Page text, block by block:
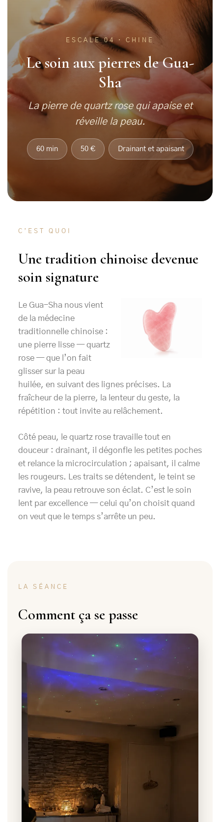
ESCALE 04 · CHINE
Le soin aux pierres de Gua-
Sha
La pierre de quartz rose qui apaise et
réveille la peau.
60 min 50 € Drainant et apaisant
C’EST QUOI
Une tradition chinoise devenue
soin signature
Le Gua-Sha nous vient
de la médecine
traditionnelle chinoise :
une pierre lisse — quartz
rose — que l’on fait
glisser sur la peau
huilée, en suivant des lignes précises. La
fraîcheur de la pierre, la lenteur du geste, la
répétition : tout invite au relâchement.
Côté peau, le quartz rose travaille tout en
douceur : drainant, il dégonfle les petites poches
et relance la microcirculation ; apaisant, il calme
les rougeurs. Les traits se détendent, le teint se
ravive, la peau retrouve son éclat. C’est le soin
lent par excellence — celui qu’on choisit quand
on veut que le temps s’arrête un peu.
LA SÉANCE
Comment ça se passe